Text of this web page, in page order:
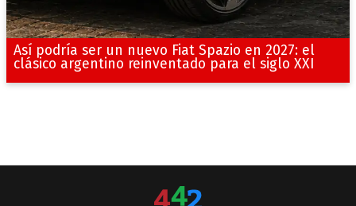
Así podría ser un nuevo Fiat Spazio en 2027: el
clásico argentino reinventado para el siglo XXI